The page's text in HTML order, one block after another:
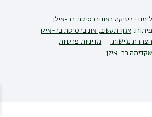
לימודי פיזיקהבאוניברסיטת בר-אילן
פיתוח: אגף תקשוב, אוניברסיטת בר-אילן
הצהרת נגישות
מדיניות פרטיות
אקדימה בר-אילן